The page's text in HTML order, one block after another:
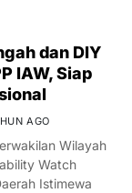
dan DIY
IAW, Siap
AGO
Wilayah
Watch
Istimewa